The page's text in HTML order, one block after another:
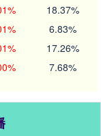
18.37%
6.83%
17.26%
7.68%